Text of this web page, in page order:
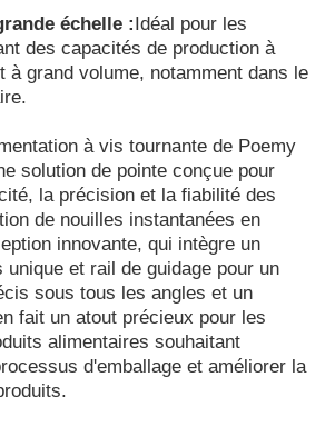
échelle :Idéal pour les
des capacités de production à
à grand volume, notamment dans le
à vis tournante de Poemy
solution de pointe conçue pour
la précision et la fiabilité des
de nouilles instantanées en
innovante, qui intègre un
unique et rail de guidage pour un
sous tous les angles et un
fait un atout précieux pour les
alimentaires souhaitant
d'emballage et améliorer la